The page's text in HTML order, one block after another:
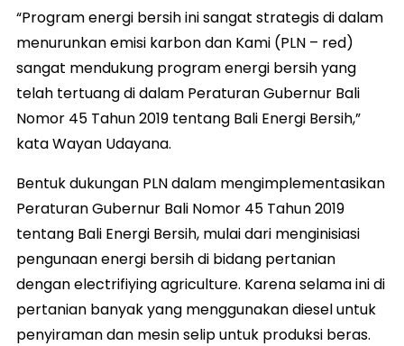
“Program energi bersih ini sangat strategis di dalam
menurunkan emisi karbon dan Kami (PLN – red)
sangat mendukung program energi bersih yang
telah tertuang di dalam Peraturan Gubernur Bali
Nomor 45 Tahun 2019 tentang Bali Energi Bersih,”
kata Wayan Udayana.
Bentuk dukungan PLN dalam mengimplementasikan
Peraturan Gubernur Bali Nomor 45 Tahun 2019
tentang Bali Energi Bersih, mulai dari menginisiasi
pengunaan energi bersih di bidang pertanian
dengan electrifiying agriculture. Karena selama ini di
pertanian banyak yang menggunakan diesel untuk
penyiraman dan mesin selip untuk produksi beras.